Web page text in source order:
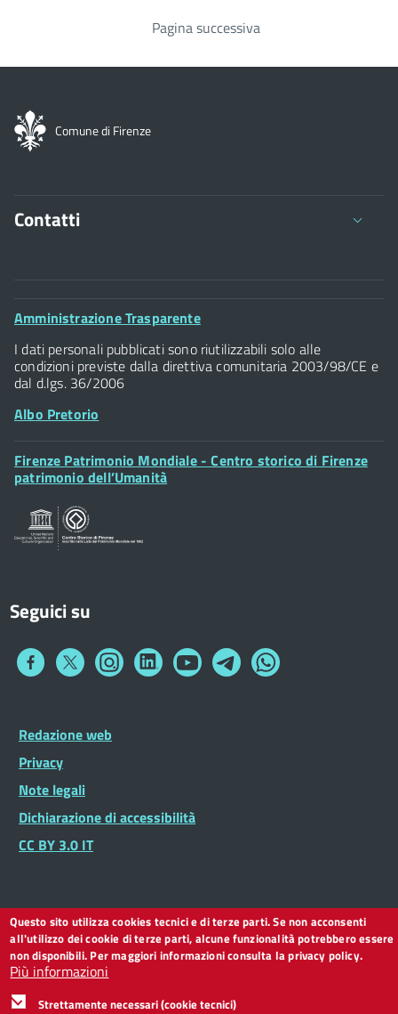
Pagina successiva
Comune di Firenze
Contatti
Comune di Firenze
Palazzo Vecchio
Piazza della Signoria - 50122, Firenze
P.IVA 01307110484
Posta Elettronica Certificata
Footer
Amministrazione Trasparente
I dati personali pubblicati sono riutilizzabili solo alle
condizioni previste dalla direttiva comunitaria 2003/98/CE e
dal d.lgs. 36/2006
Albo Pretorio
Footer
Widget
Firenze Patrimonio Mondiale - Centro storico di Firenze
patrimonio dell’Umanità
Seguici su
Collegamento
Collegamento
a
Collegamento
a
Collegamento
a
Collegamento
a
Collegamento
a
Collegamento
a
Footer
Widget
Footer
menu
Redazione web
Privacy
Note legali
Dichiarazione di accessibilità
CC BY 3.0 IT
Questo sito utilizza cookies tecnici e di terze parti. Se non acconsenti
all'utilizzo dei cookie di terze parti, alcune funzionalità potrebbero essere
non disponibili. Per maggiori informazioni consulta la privacy policy.
Più informazioni
Strettamente necessari (cookie tecnici)